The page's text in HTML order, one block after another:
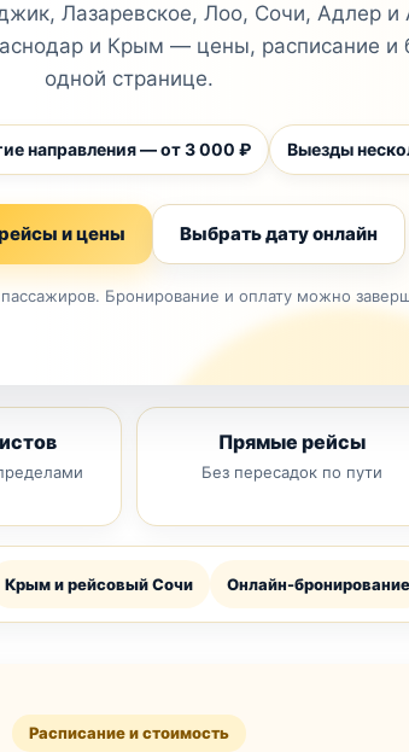
Лазаревское, Лоо, Сочи, Адлер и
и Крым — цены, расписание и
одной странице.
направления — от 3 000 ₽ Выезды
и цены Выбрать дату онлайн
Бронирование и оплату можно
Прямые рейсы
Без пересадок по пути
Крым и рейсовый Сочи Онлайн-бронирование
Расписание и стоимость